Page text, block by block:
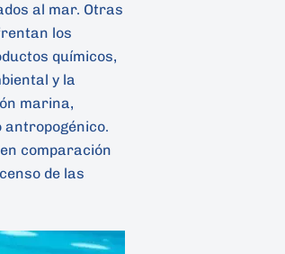
al mar. Otras
los
químicos,
y la
marina,
antropogénico.
comparación
de las